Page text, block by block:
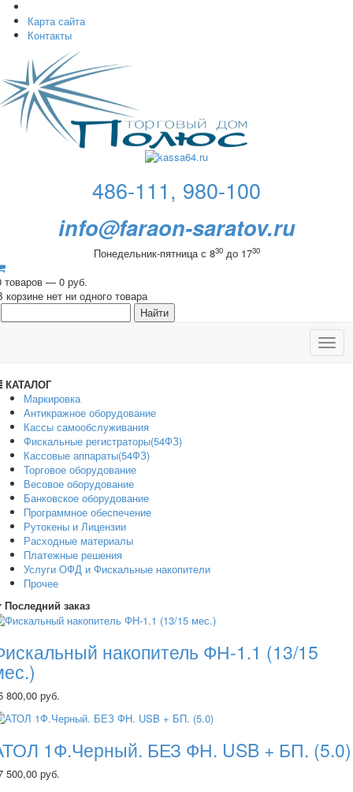
Карта сайта
Контакты
486-111, 980-100
info@faraon-saratov.ru
Понедельник-пятница с 830до 1730
товаров — 0 руб.
корзине нет ни одного товара
КАТАЛОГ
Маркировка
Антикражное оборудование
Кассы самообслуживания
Фискальные регистраторы(54ФЗ)
Кассовые аппараты(54ФЗ)
Торговое оборудование
Весовое оборудование
Банковское оборудование
Программное обеспечение
Рутокены и Лицензии
Расходные материалы
Платежные решения
Услуги ОФД и Фискальные накопители
Прочее
Последний заказ
накопитель ФН-1.1 (13/15
800,00 руб.
1Ф.Черный. БЕЗ ФН. USB + БП. (5.0)
500,00 руб.